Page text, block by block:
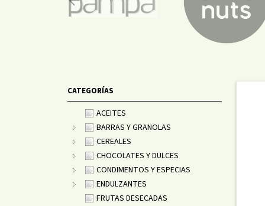
CATEGORÍAS
ACEITES
BARRAS Y GRANOLAS
CEREALES
CHOCOLATES Y DULCES
CONDIMENTOS Y ESPECIAS
ENDULZANTES
FRUTAS DESECADAS